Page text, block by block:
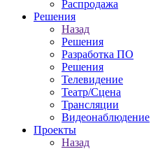
Распродажа
Решения
Назад
Решения
Разработка ПО
Решения
Телевидение
Театр/Сцена
Трансляции
Видеонаблюдение
Проекты
Назад